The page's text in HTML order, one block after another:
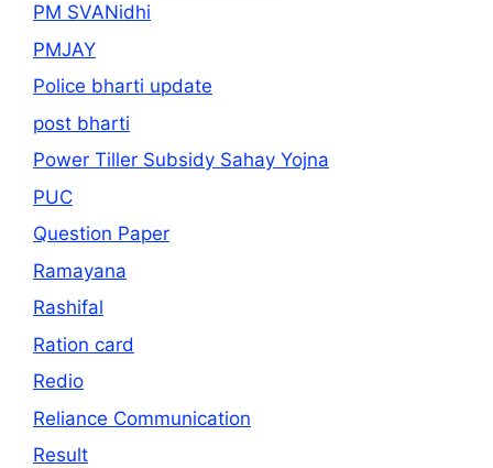
PM SVANidhi
PMJAY
Police bharti update
post bharti
Power Tiller Subsidy Sahay Yojna
PUC
Question Paper
Ramayana
Rashifal
Ration card
Redio
Reliance Communication
Result